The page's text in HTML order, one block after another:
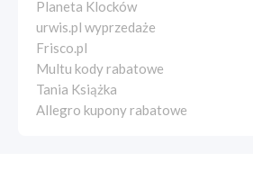
Planeta Klocków
urwis.pl wyprzedaże
Frisco.pl
Multu kody rabatowe
Tania Książka
Allegro kupony rabatowe